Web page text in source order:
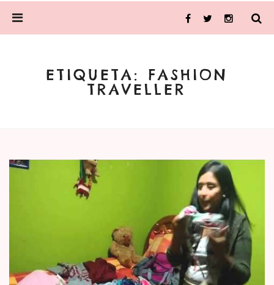
FacebookTwitter Instagram
ETIQUETA: FASHION
TRAVELLER